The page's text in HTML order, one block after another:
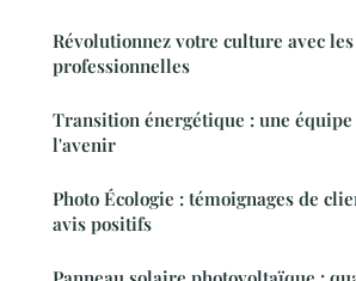
Révolutionnez votre culture avec
professionnelles
Transition énergétique : une équipe
l'avenir
Photo Écologie : témoignages de
avis positifs